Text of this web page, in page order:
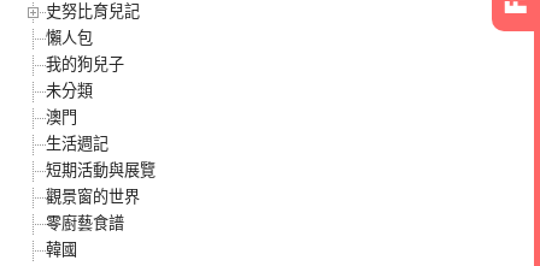
史努比育兒記
懶人包
我的狗兒子
未分類
澳門
生活週記
短期活動與展覽
觀景窗的世界
零廚藝食譜
韓國